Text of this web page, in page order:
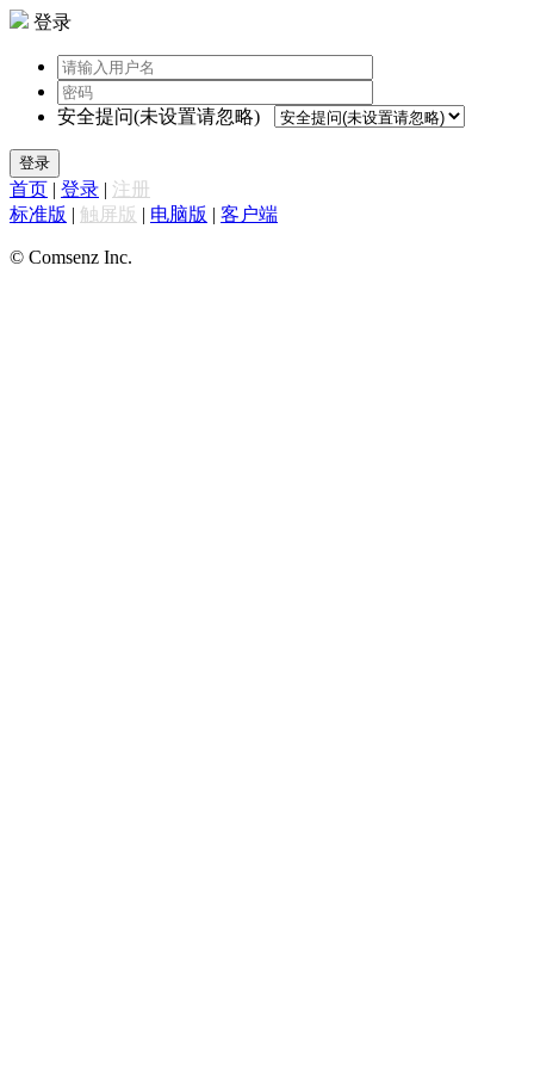
登录
安全提问(未设置请忽略)
登录
首页 | 登录 | 注册
标准版 | 触屏版 | 电脑版 | 客户端
© Comsenz Inc.